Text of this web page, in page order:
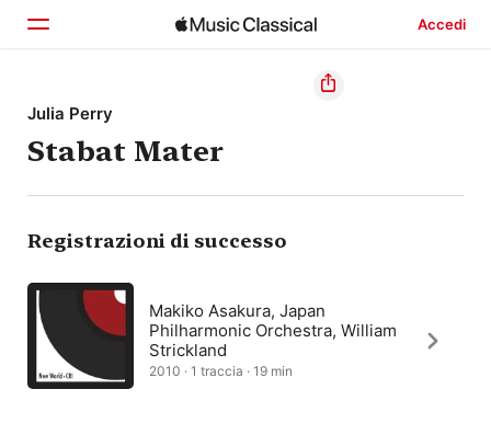
Accedi
Home
Scopri
Cerca
Julia Perry
Stabat Mater
Registrazioni di successo
Makiko Asakura, Japan
Philharmonic Orchestra, William
Strickland
2010 · 1 traccia · 19 min